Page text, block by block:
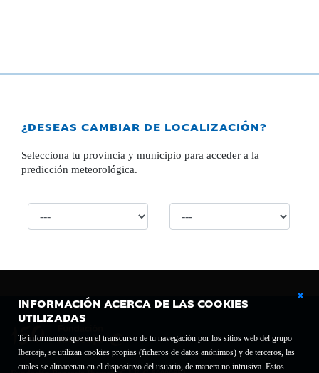
INFORMACIÓN ACERCA DE LAS COOKIES
UTILIZADAS
Te informamos que en el transcurso de tu navegación por los sitios web del grupo
Ibercaja, se utilizan cookies propias (ficheros de datos anónimos) y de terceros, las
cuales se almacenan en el dispositivo del usuario, de manera no intrusiva. Estos
¿DESEAS CAMBIAR DE LOCALIZACIÓN?
Selecciona tu provincia y municipio para acceder a la
predicción meteorológica.